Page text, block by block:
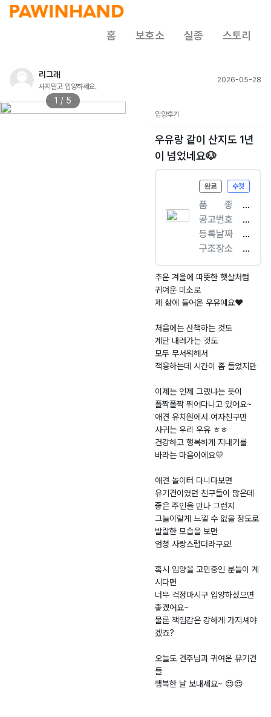
홈 보호소 실종 스토리
리그래
사지말고 입양하세요.
2026-05-28
1 / 5
입양후기
우유랑 같이 산지도 1년
이 넘었네요🐶
완료 수컷
품ㅤㅤ종
[
개
]
믹
스
견
공고번호
경
기
-
파
주
2
-
8
1
등록날짜
2
0
2
4.
2.
구조장소
경
기
파
시
4
-
1
6
추운 겨울에 따뜻한 햇살처럼
귀여운 미소로
제 삶에 들어온 우유예요❤️
처음에는 산책하는 것도
계단 내려가는 것도
모두 무서워해서
적응하는데 시간이 좀 들었지만
이제는 언제 그랬냐는 듯이
폴짝폴짝 뛰어다니고 있어요~
애견 유치원에서 여자친구만
사귀는 우리 우유 ㅎㅎ
건강하고 행복하게 지내기를
바라는 마음이에요💛
애견 놀이터 다니다보면
유기견이였던 친구들이 많은데
좋은 주인을 만나 그런지
그늘이랄게 느낄 수 없을 정도로
발랄한 모습을 보면
엄청 사랑스럽더라구요!
혹시 입양을 고민중인 분들이 계
시다면
너무 걱정마시구 입양하셨으면
좋겠어요~
물론 책임감은 강하게 가지셔야
겠죠?
오늘도 견주님과 귀여운 유기견
들
행복한 날 보내세요~ 😍😍